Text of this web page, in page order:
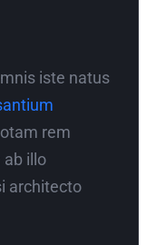
iste natus
rem
ab illo
architecto